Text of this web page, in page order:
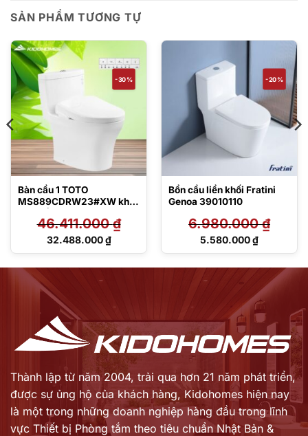
SẢN PHẨM TƯƠNG TỰ
-30%
Bàn cầu 1 TOTO
MS889CDRW23#XW khối
TCF47360GAA
46.411.000₫
Giá
32.488.000₫
Giá
-20%
Bồn cầu liền khối Fratini
Genoa 39010110
6.980.000₫
Giá
6.980.000 ₫.
5.580.000₫
Giá
5.580.000 ₫.
Thành lập từ năm 2004, trải qua hơn 21 năm phát triển,
được sự ủng hộ của khách hàng, Kidohomes hiện nay
là một trong những doanh nghiệp hàng đầu trong lĩnh
vực Thiết bị Phòng tắm theo tiêu chuẩn Nhật Bản &